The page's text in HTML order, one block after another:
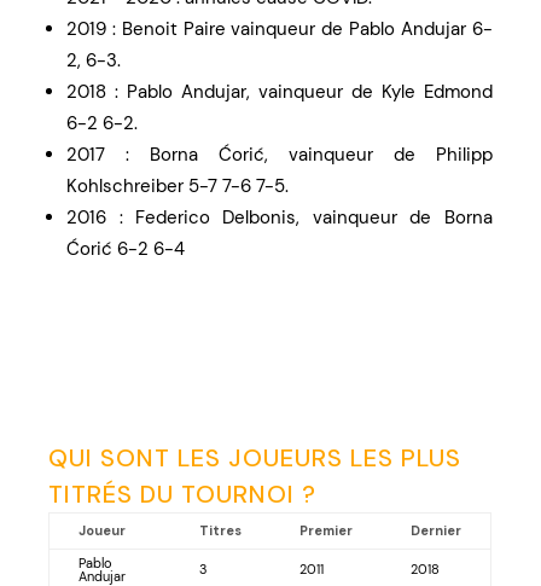
2019 : Benoit Paire vainqueur de Pablo Andujar 6-
2, 6-3.
2018 : Pablo Andujar, vainqueur de Kyle Edmond
6-2 6-2.
2017 : Borna Ćorić, vainqueur de Philipp
Kohlschreiber 5-7 7-6 7-5.
2016 : Federico Delbonis, vainqueur de Borna
Ćorić 6-2 6-4
QUI SONT LES JOUEURS LES PLUS
TITRÉS DU TOURNOI ?
Joueur Titres Premier
Dernier
Pablo
Andujar 3 2011 2018